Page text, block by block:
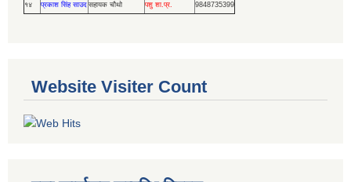
१४ प्रकाश सिंह साउद सहायक चौथो पशु शा.प्र. 9848735399
Website Visiter Count